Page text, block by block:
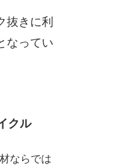
抜きに利
なってい
クル
ならでは